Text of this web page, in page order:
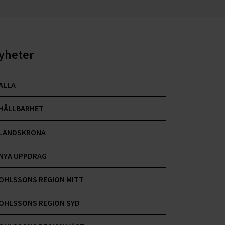
UPPDRAG
REGION MITT
REGION SYD